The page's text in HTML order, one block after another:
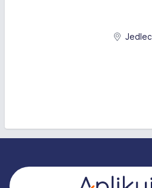
Jedlec